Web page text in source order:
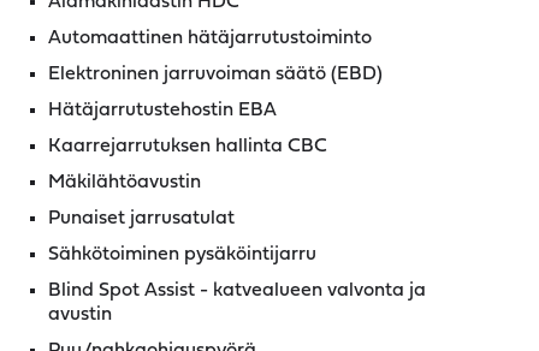
Automaattinen hätäjarrutustoiminto
Elektroninen jarruvoiman säätö (EBD)
Hätäjarrutustehostin EBA
Kaarrejarrutuksen hallinta CBC
Mäkilähtöavustin
Punaiset jarrusatulat
Sähkötoiminen pysäköintijarru
Blind Spot Assist - katvealueen valvonta ja
avustin